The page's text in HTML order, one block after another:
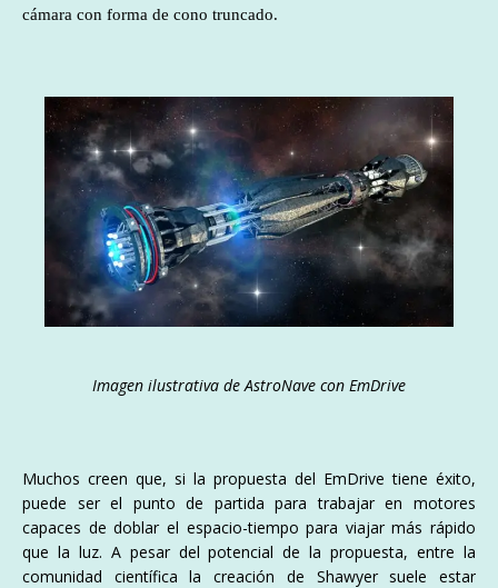
cámara con forma de cono truncado.
Imagen ilustrativa de AstroNave con EmDrive
Muchos creen que, si la propuesta del EmDrive tiene éxito,
puede ser el punto de partida para trabajar en motores
capaces de doblar el espacio-tiempo para viajar más rápido
que la luz. A pesar del potencial de la propuesta, entre la
comunidad científica la creación de Shawyer suele estar